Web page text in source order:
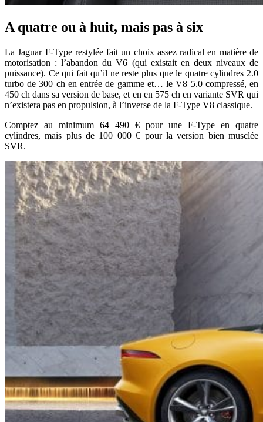
A quatre ou à huit, mais pas à six
La Jaguar F-Type restylée fait un choix assez radical en matière de
motorisation : l’abandon du V6 (qui existait en deux niveaux de
puissance). Ce qui fait qu’il ne reste plus que le quatre cylindres 2.0
turbo de 300 ch en entrée de gamme et… le V8 5.0 compressé, en
450 ch dans sa version de base, et en en 575 ch en variante SVR qui
n’existera pas en propulsion, à l’inverse de la F-Type V8 classique.
Comptez au minimum 64 490 € pour une F-Type en quatre
cylindres, mais plus de 100 000 € pour la version bien musclée
SVR.